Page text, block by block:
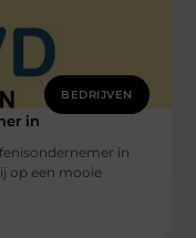
BEDRIJVEN
in
in
op een mooie